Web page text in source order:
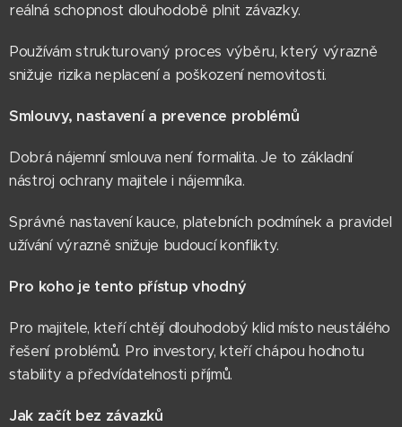
reálná schopnost dlouhodobě plnit závazky.
Používám strukturovaný proces výběru, který výrazně
snižuje rizika neplacení a poškození nemovitosti.
Smlouvy, nastavení a prevence problémů
Dobrá nájemní smlouva není formalita. Je to základní
nástroj ochrany majitele i nájemníka.
Správné nastavení kauce, platebních podmínek a pravidel
užívání výrazně snižuje budoucí konflikty.
Pro koho je tento přístup vhodný
Pro majitele, kteří chtějí dlouhodobý klid místo neustálého
řešení problémů. Pro investory, kteří chápou hodnotu
stability a předvídatelnosti příjmů.
Jak začít bez závazků